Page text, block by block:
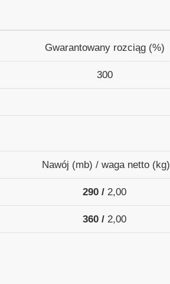
Gwarantowany rozciąg (%)
300
Nawój (mb) / waga netto (kg)
290 / 2,00
360 / 2,00